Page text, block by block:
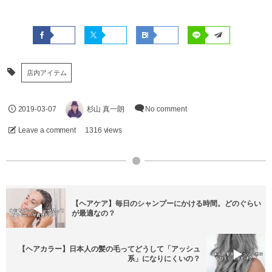
店内アイテム
2019-03-07 杉山 真一朗 No comment
Leave a comment 1316 views
【ヘアケア】毎日のシャンプーにかける時間。どのぐらい
が最適なの？
【ヘアカラー】日本人の髪の毛ってどうして「アッシュ
系」になりにくいの？